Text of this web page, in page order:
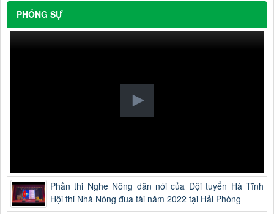
PHÓNG SỰ
Phần thi Nghe Nông dân nói của Đội tuyển Hà Tĩnh
Hội thi Nhà Nông đua tài năm 2022 tại Hải Phòng